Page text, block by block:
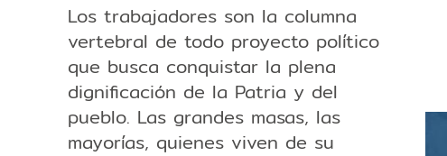
Los trabajadores son la columna
vertebral de todo proyecto político
que busca conquistar la plena
dignificación de la Patria y del
pueblo. Las grandes masas, las
mayorías, quienes viven de su